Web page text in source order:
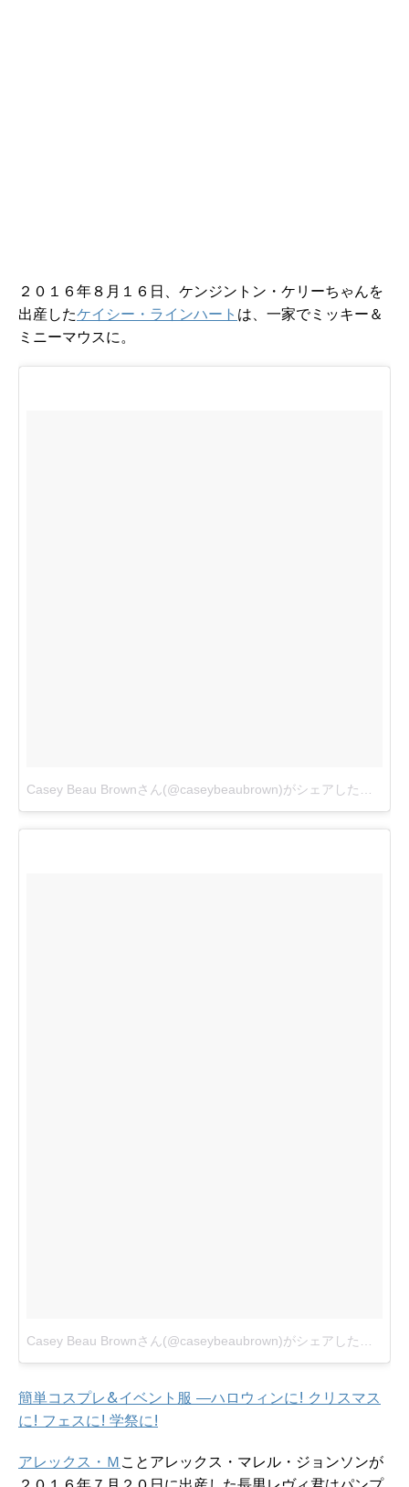
２０１６年８月１６日、ケンジントン・ケリーちゃんを
出産したケイシー・ラインハート は、一家でミッキー＆
ミニーマウスに。
簡単コスプレ&イベント服 ―ハロウィンに! クリスマス
に! フェスに! 学祭に!
アレックス・Ｍ ことアレックス・マレル・ジョンソンが